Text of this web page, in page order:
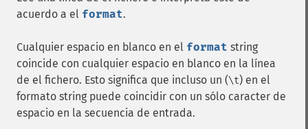
acuerdo a el format.
Cualquier espacio en blanco en el format string
coincide con cualquier espacio en blanco en la línea
de el fichero. Esto significa que incluso un (\t) en el
formato string puede coincidir con un sólo caracter de
espacio en la secuencia de entrada.